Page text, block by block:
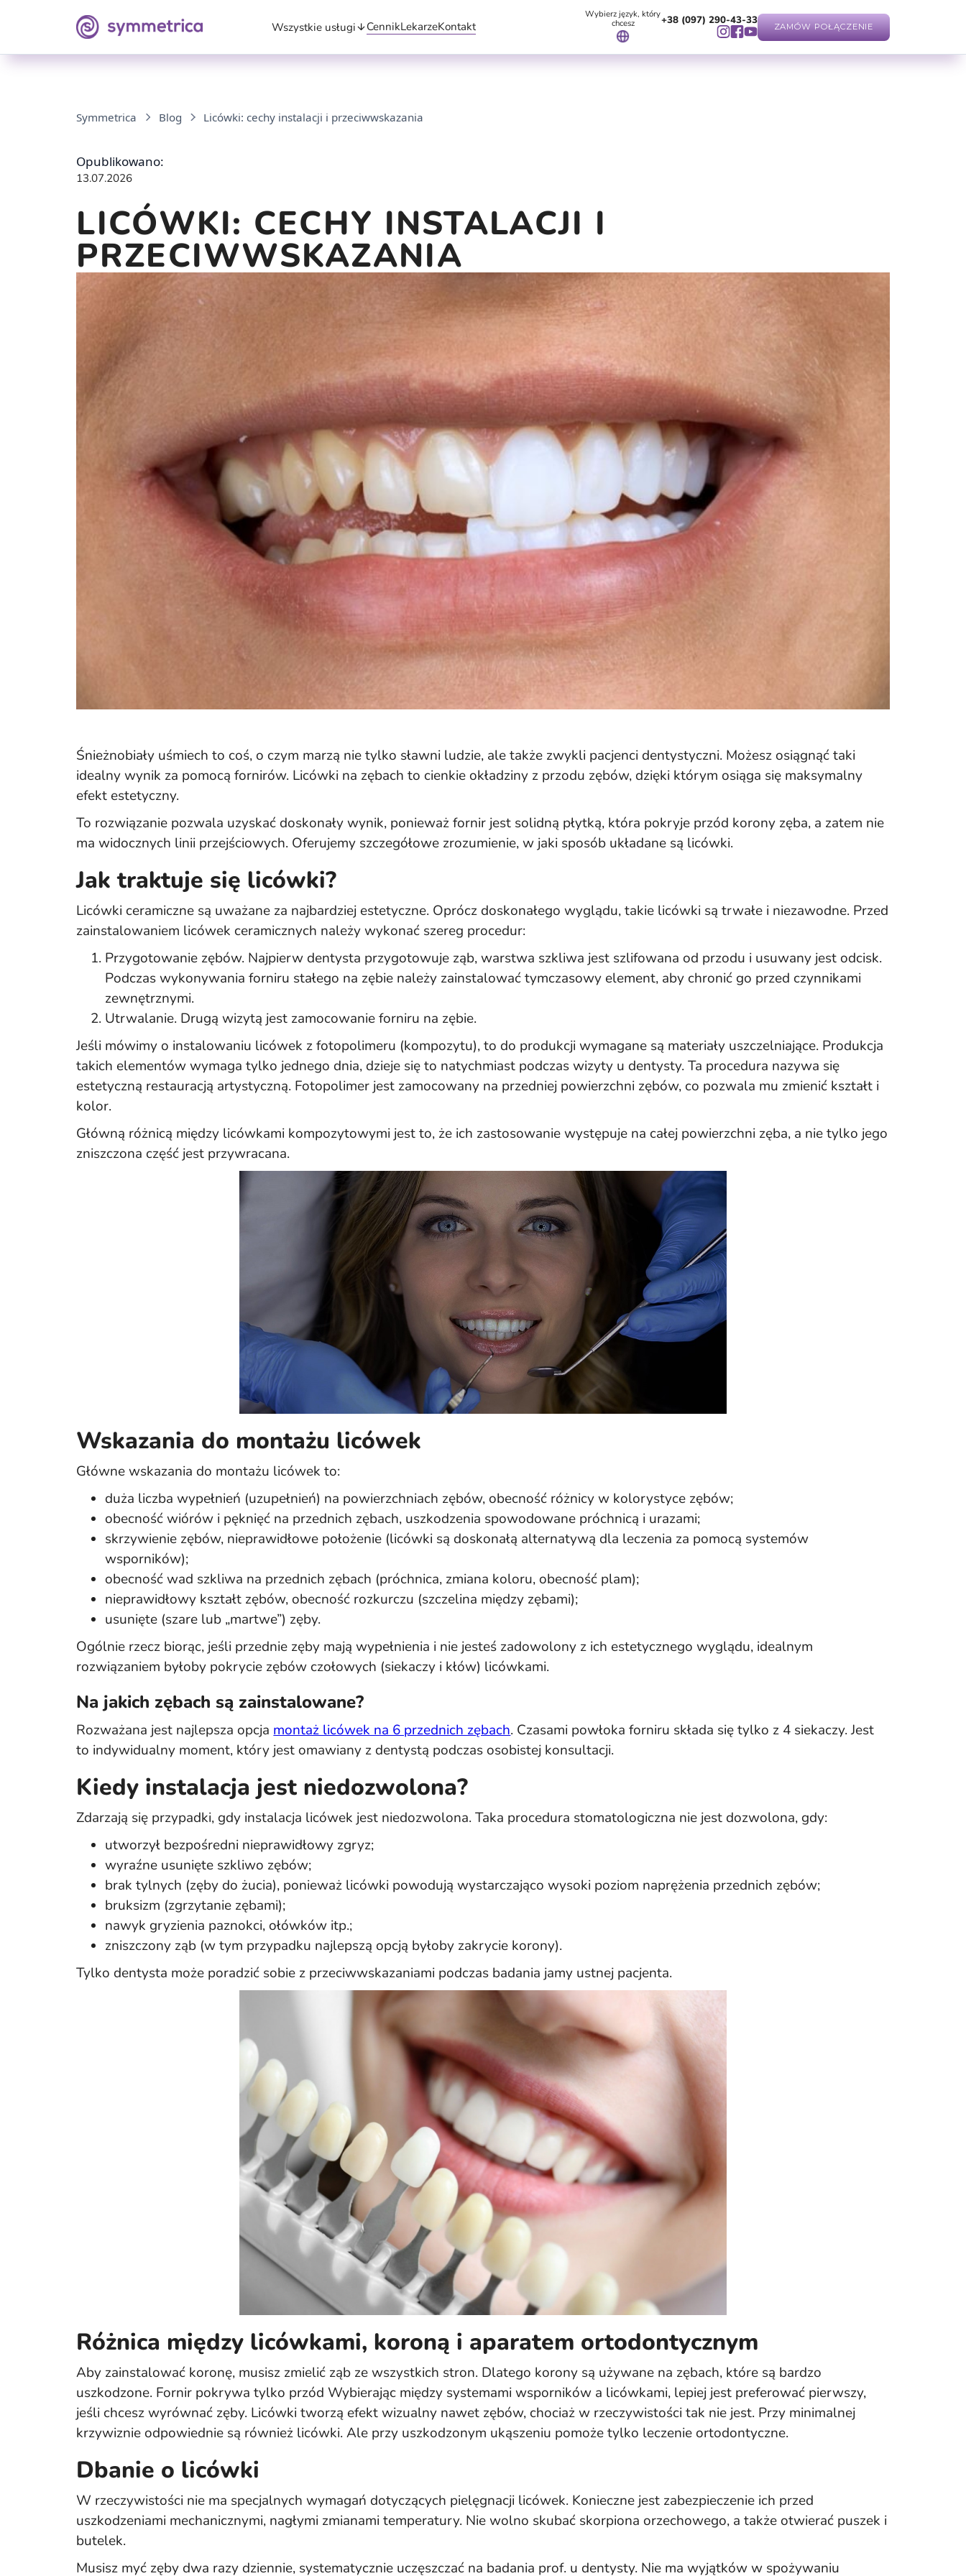
Wszystkie usługi CennikLekarzeKontakt
Wybierz język, który
chcesz
+38 (097) 290-43-33
ZAMÓW POŁĄCZENIE
Symmetrica Blog Licówki: cechy instalacji i przeciwwskazania
Opublikowano:
13.07.2026
LICÓWKI: CECHY INSTALACJI I
PRZECIWWSKAZANIA
Śnieżnobiały uśmiech to coś, o czym marzą nie tylko sławni ludzie, ale także zwykli pacjenci dentystyczni. Możesz osiągnąć taki
idealny wynik za pomocą fornirów. Licówki na zębach to cienkie okładziny z przodu zębów, dzięki którym osiąga się maksymalny
efekt estetyczny.
To rozwiązanie pozwala uzyskać doskonały wynik, ponieważ fornir jest solidną płytką, która pokryje przód korony zęba, a zatem nie
ma widocznych linii przejściowych. Oferujemy szczegółowe zrozumienie, w jaki sposób układane są licówki.
Jak traktuje się licówki?
Licówki ceramiczne są uważane za najbardziej estetyczne. Oprócz doskonałego wyglądu, takie licówki są trwałe i niezawodne. Przed
zainstalowaniem licówek ceramicznych należy wykonać szereg procedur:
Przygotowanie zębów. Najpierw dentysta przygotowuje ząb, warstwa szkliwa jest szlifowana od przodu i usuwany jest odcisk.
Podczas wykonywania forniru stałego na zębie należy zainstalować tymczasowy element, aby chronić go przed czynnikami
zewnętrznymi.
Utrwalanie. Drugą wizytą jest zamocowanie forniru na zębie.
Jeśli mówimy o instalowaniu licówek z fotopolimeru (kompozytu), to do produkcji wymagane są materiały uszczelniające. Produkcja
takich elementów wymaga tylko jednego dnia, dzieje się to natychmiast podczas wizyty u dentysty. Ta procedura nazywa się
estetyczną restauracją artystyczną. Fotopolimer jest zamocowany na przedniej powierzchni zębów, co pozwala mu zmienić kształt i
kolor.
Główną różnicą między licówkami kompozytowymi jest to, że ich zastosowanie występuje na całej powierzchni zęba, a nie tylko jego
zniszczona część jest przywracana.
Wskazania do montażu licówek
Główne wskazania do montażu licówek to:
duża liczba wypełnień (uzupełnień) na powierzchniach zębów, obecność różnicy w kolorystyce zębów;
obecność wiórów i pęknięć na przednich zębach, uszkodzenia spowodowane próchnicą i urazami;
skrzywienie zębów, nieprawidłowe położenie (licówki są doskonałą alternatywą dla leczenia za pomocą systemów
wsporników);
obecność wad szkliwa na przednich zębach (próchnica, zmiana koloru, obecność plam);
nieprawidłowy kształt zębów, obecność rozkurczu (szczelina między zębami);
usunięte (szare lub „martwe”) zęby.
Ogólnie rzecz biorąc, jeśli przednie zęby mają wypełnienia i nie jesteś zadowolony z ich estetycznego wyglądu, idealnym
rozwiązaniem byłoby pokrycie zębów czołowych (siekaczy i kłów) licówkami.
Na jakich zębach są zainstalowane?
Rozważana jest najlepsza opcja montaż licówek na 6 przednich zębach. Czasami powłoka forniru składa się tylko z 4 siekaczy. Jest
to indywidualny moment, który jest omawiany z dentystą podczas osobistej konsultacji.
Kiedy instalacja jest niedozwolona?
Zdarzają się przypadki, gdy instalacja licówek jest niedozwolona. Taka procedura stomatologiczna nie jest dozwolona, gdy:
utworzył bezpośredni nieprawidłowy zgryz;
wyraźne usunięte szkliwo zębów;
brak tylnych (zęby do żucia), ponieważ licówki powodują wystarczająco wysoki poziom naprężenia przednich zębów;
bruksizm (zgrzytanie zębami);
nawyk gryzienia paznokci, ołówków itp.;
zniszczony ząb (w tym przypadku najlepszą opcją byłoby zakrycie korony).
Tylko dentysta może poradzić sobie z przeciwwskazaniami podczas badania jamy ustnej pacjenta.
Różnica między licówkami, koroną i aparatem ortodontycznym
Aby zainstalować koronę, musisz zmielić ząb ze wszystkich stron. Dlatego korony są używane na zębach, które są bardzo
uszkodzone. Fornir pokrywa tylko przód Wybierając między systemami wsporników a licówkami, lepiej jest preferować pierwszy,
jeśli chcesz wyrównać zęby. Licówki tworzą efekt wizualny nawet zębów, chociaż w rzeczywistości tak nie jest. Przy minimalnej
krzywiznie odpowiednie są również licówki. Ale przy uszkodzonym ukąszeniu pomoże tylko leczenie ortodontyczne.
Dbanie o licówki
W rzeczywistości nie ma specjalnych wymagań dotyczących pielęgnacji licówek. Konieczne jest zabezpieczenie ich przed
uszkodzeniami mechanicznymi, nagłymi zmianami temperatury. Nie wolno skubać skorpiona orzechowego, a także otwierać puszek i
butelek.
Musisz myć zęby dwa razy dziennie, systematycznie uczęszczać na badania prof. u dentysty. Nie ma wyjątków w spożywaniu